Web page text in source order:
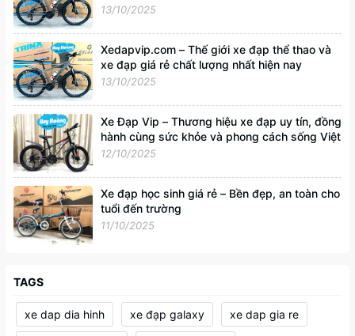
Xedapvip.com
13/10/2025
Xedapvip.com – Thế giới xe đạp thể thao và
xe đạp giá rẻ chất lượng nhất hiện nay
13/10/2025
Xe Đạp Vip – Thương hiệu xe đạp uy tín, đồng
hành cùng sức khỏe và phong cách sống Việt
12/10/2025
Xe đạp học sinh giá rẻ – Bền đẹp, an toàn cho
tuổi đến trường
11/10/2025
TAGS
xe dap dia hinh xe đạp galaxy xe dap gia re